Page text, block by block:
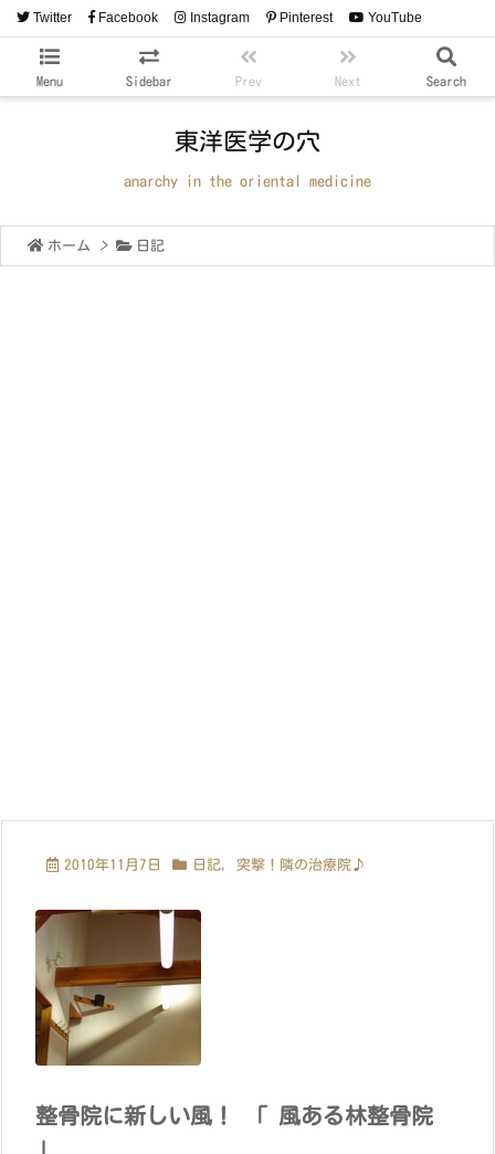
Menu Sidebar Prev Next Search
Twitter Facebook Instagram Pinterest YouTube
RSS
東洋医学の穴
anarchy in the oriental medicine
ホーム > 日記
2010年11月7日 日記, 突撃！隣の治療院♪
整骨院に新しい風！ 「 風ある林整骨院